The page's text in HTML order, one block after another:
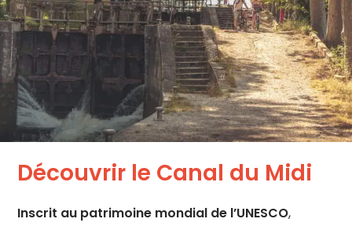
Découvrir le Canal du Midi
Inscrit au patrimoine mondial de l’UNESCO,